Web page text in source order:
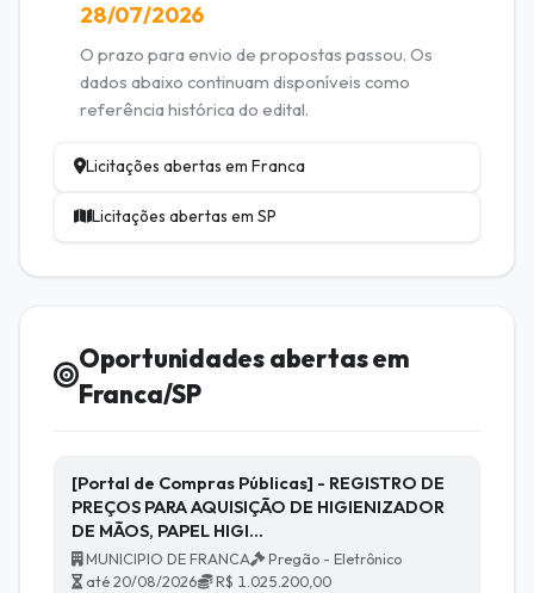
28/07/2026
O prazo para envio de propostas passou. Os
dados abaixo continuam disponíveis como
referência histórica do edital.
Licitações abertas em Franca
Licitações abertas em SP
Oportunidades abertas em
Franca/SP
[Portal de Compras Públicas] - REGISTRO DE
PREÇOS PARA AQUISIÇÃO DE HIGIENIZADOR
DE MÃOS, PAPEL HIGI…
MUNICIPIO DE FRANCA
Pregão - Eletrônico
até 20/08/2026
R$ 1.025.200,00